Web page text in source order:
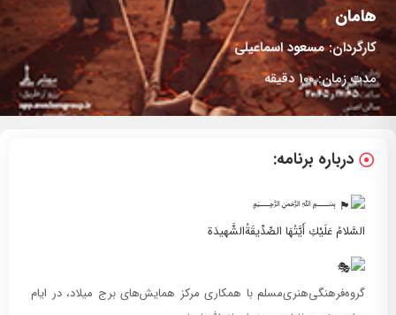
هامان
کارگردان:مسعود اسماعیلی
مدت زمان:100 دقیقه
درباره برنامه:
﷽
السَّلامُ عَلَيْكِ أَيَّتُهَا الصِّدِّيقَةُالشَّهيدَة
گروه‌فرهنگی‌هنری‌مسلم با همکاری مرکز همایش‌های برج میلاد، در ایام